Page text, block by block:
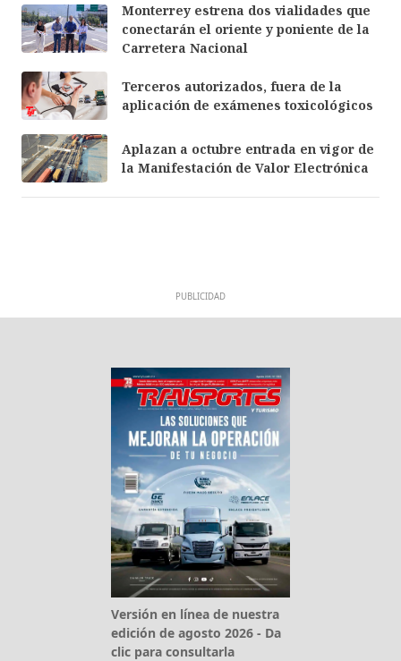
Monterrey estrena dos vialidades que
conectarán el oriente y poniente de la
Carretera Nacional
Terceros autorizados, fuera de la
aplicación de exámenes toxicológicos
Aplazan a octubre entrada en vigor de
la Manifestación de Valor Electrónica
PUBLICIDAD
Versión en línea de nuestra
edición de agosto 2026 - Da
clic para consultarla